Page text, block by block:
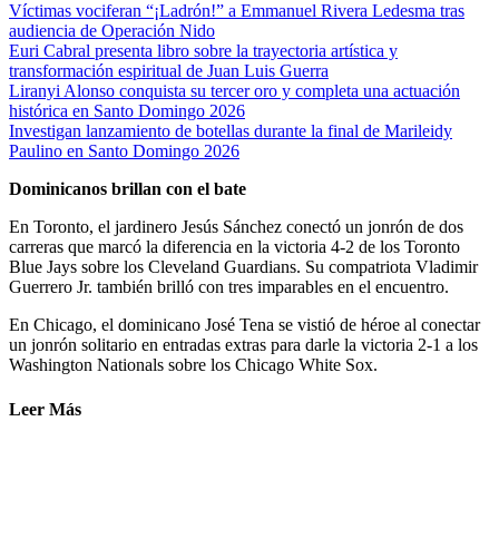
Víctimas vociferan “¡Ladrón!” a Emmanuel Rivera Ledesma tras
audiencia de Operación Nido
Euri Cabral presenta libro sobre la trayectoria artística y
transformación espiritual de Juan Luis Guerra
Liranyi Alonso conquista su tercer oro y completa una actuación
histórica en Santo Domingo 2026
Investigan lanzamiento de botellas durante la final de Marileidy
Paulino en Santo Domingo 2026
Dominicanos brillan con el bate
En Toronto, el jardinero Jesús Sánchez conectó un jonrón de dos
carreras que marcó la diferencia en la victoria 4-2 de los Toronto
Blue Jays sobre los Cleveland Guardians. Su compatriota Vladimir
Guerrero Jr. también brilló con tres imparables en el encuentro.
En Chicago, el dominicano José Tena se vistió de héroe al conectar
un jonrón solitario en entradas extras para darle la victoria 2-1 a los
Washington Nationals sobre los Chicago White Sox.
Leer Más